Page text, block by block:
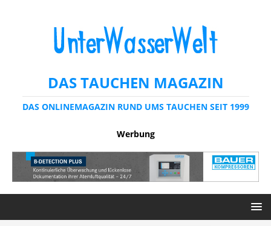
DAS TAUCHEN MAGAZIN
DAS ONLINEMAGAZIN RUND UMS TAUCHEN SEIT 1999
Werbung